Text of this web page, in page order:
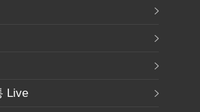
Live